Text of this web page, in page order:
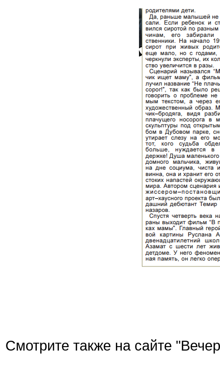
Смотрите также на сайте